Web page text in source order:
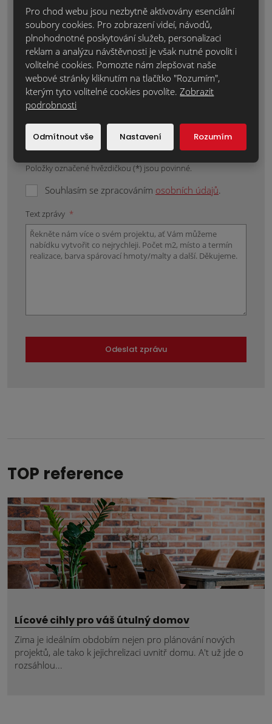
Váš e-mail: *
Místo realizace:
Položky označené hvězdičkou (*) jsou povinné.
Souhlasím se zpracováním osobních údajů.
Text zprávy *
Odeslat zprávu
TOP reference
Lícové cihly pro váš útulný domov
Zima je ideálním obdobím nejen pro plánování nových
projektů, ale tako k jejichrelizaci uvnitř domu. A't už jde o
rozsáhlou...
Pro chod webu jsou nezbytně aktivovány esenciální
soubory cookies. Pro zobrazení videí, návodů,
plnohodnotné poskytování služeb, personalizaci
reklam a analýzu návštěvnosti je však nutné povolit i
volitelné cookies. Pomozte nám zlepšovat naše
webové stránky kliknutím na tlačítko "Rozumím",
kterým tyto volitelné cookies povolíte.Zobrazit
podrobnosti
Odmítnout vše Nastavení Rozumím